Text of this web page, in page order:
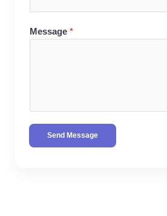
Message *
Send Message